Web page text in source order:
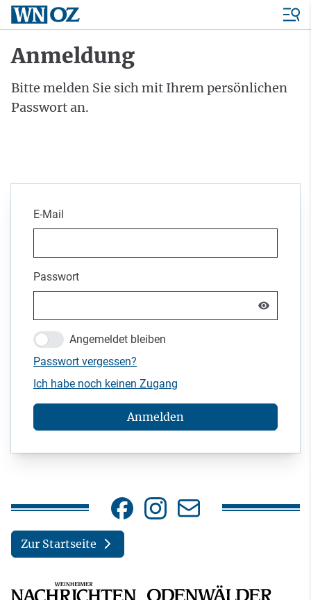
Anmeldung
Bitte melden Sie sich mit Ihrem persönlichen
Passwort an.
E-Mail
Passwort
Angemeldet bleiben
Passwort vergessen?
Ich habe noch keinen Zugang
Anmelden
Zur Startseite